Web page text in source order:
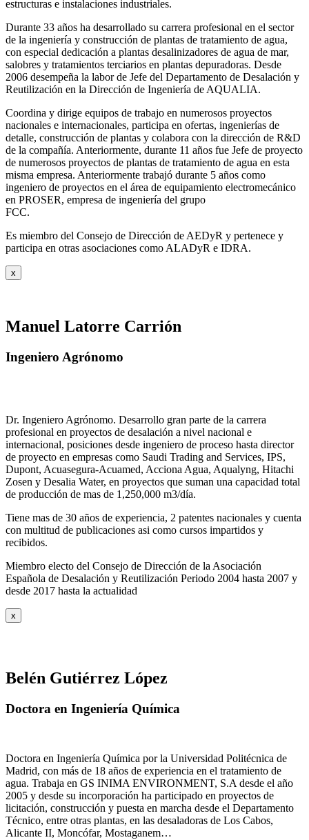
estructuras e instalaciones industriales.
Durante 33 años ha desarrollado su carrera profesional en el sector
de la ingeniería y construcción de plantas de tratamiento de agua,
con especial dedicación a plantas desalinizadores de agua de mar,
salobres y tratamientos terciarios en plantas depuradoras. Desde
2006 desempeña la labor de Jefe del Departamento de Desalación y
Reutilización en la Dirección de Ingeniería de AQUALIA.
Coordina y dirige equipos de trabajo en numerosos proyectos
nacionales e internacionales, participa en ofertas, ingenierías de
detalle, construcción de plantas y colabora con la dirección de R&D
de la compañía. Anteriormente, durante 11 años fue Jefe de proyecto
de numerosos proyectos de plantas de tratamiento de agua en esta
misma empresa. Anteriormente trabajó durante 5 años como
ingeniero de proyectos en el área de equipamiento electromecánico
en PROSER, empresa de ingeniería del grupo
FCC.
Es miembro del Consejo de Dirección de AEDyR y pertenece y
participa en otras asociaciones como ALADyR e IDRA.
x
Manuel Latorre Carrión
Ingeniero Agrónomo
Dr. Ingeniero Agrónomo. Desarrollo gran parte de la carrera
profesional en proyectos de desalación a nivel nacional e
internacional, posiciones desde ingeniero de proceso hasta director
de proyecto en empresas como Saudi Trading and Services, IPS,
Dupont, Acuasegura-Acuamed, Acciona Agua, Aqualyng, Hitachi
Zosen y Desalia Water, en proyectos que suman una capacidad total
de producción de mas de 1,250,000 m3/día.
Tiene mas de 30 años de experiencia, 2 patentes nacionales y cuenta
con multitud de publicaciones asi como cursos impartidos y
recibidos.
Miembro electo del Consejo de Dirección de la Asociación
Española de Desalación y Reutilización Periodo 2004 hasta 2007 y
desde 2017 hasta la actualidad
x
Belén Gutiérrez López
Doctora en Ingeniería Química
Doctora en Ingeniería Química por la Universidad Politécnica de
Madrid, con más de 18 años de experiencia en el tratamiento de
agua. Trabaja en GS INIMA ENVIRONMENT, S.A desde el año
2005 y desde su incorporación ha participado en proyectos de
licitación, construcción y puesta en marcha desde el Departamento
Técnico, entre otras plantas, en las desaladoras de Los Cabos,
Alicante II, Moncófar, Mostaganem…